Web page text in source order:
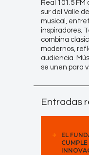
Real 101.5
sur del Valle
musical,
inspiradores.
combina
modernos,
audiencia.
se unen para
Entradas
EL